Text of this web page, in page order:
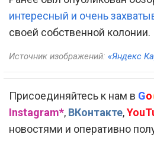
интересный и очень
своей собственной колонии.
Источник изображений: «Яндекс
Присоединяйтесь к нам в Go
Instagram*, ВКонтакте,
новостями и оперативно